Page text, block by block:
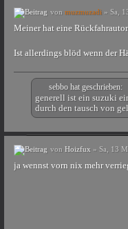
von muzmuzadi » Sa,
Meiner hat eine
Ist allerdings blöd wenn der
sebbo hat geschrieben:
generell ist ein suzuki
durch den tausch von
von Hoizfux » Sa, 13
ja wennst vorn nix mehr